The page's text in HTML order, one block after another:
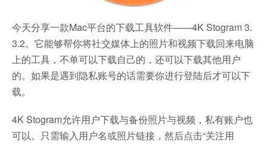
今天分享一款Mac平台的下载工具软件——4K Stogram 3.
3.2。它能够帮你将社交媒体上的照片和视频下载回来电脑
上的工具，不单可以下载自己的，还可以下载其他用户
的。如果是遇到隐私账号的话需要你进行登陆后才可以下
载。
4K Stogram允许用户下载与备份照片与视频，私有账户也
可以。只需输入用户名或照片链接，然后点击“关注用